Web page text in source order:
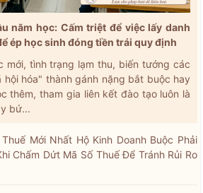
năm học: Cấm triệt để việc lấy danh
ép học sinh đóng tiền trái quy định
mới, tình trạng lạm thu, biến tướng các
hóa" thành gánh nặng bắt buộc hay
thêm, tham gia liên kết đào tạo luôn là
bứ...
Mới Nhất Hộ Kinh Doanh Buộc Phải
Chấm Dứt Mã Số Thuế Để Tránh Rủi Ro